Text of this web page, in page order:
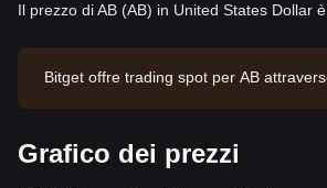
Il prezzo di AB (AB) in United States Dollar
Bitget offre trading spot per AB
$36,812.3. AB ha una capitalizzazione di
$95,431,186.3 e un'offerta circolante di
Grafico dei prezzi